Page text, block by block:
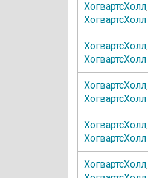
ХогвартсХолл,
ХогвартсХолл
ХогвартсХолл,
ХогвартсХолл
ХогвартсХолл,
ХогвартсХолл
ХогвартсХолл,
ХогвартсХолл
ХогвартсХолл,